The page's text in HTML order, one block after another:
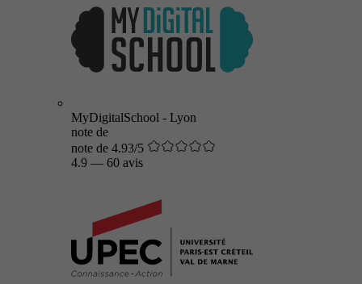
MyDigitalSchool - Lyon
note de
note de 4.93/5
4.9 — 60 avis